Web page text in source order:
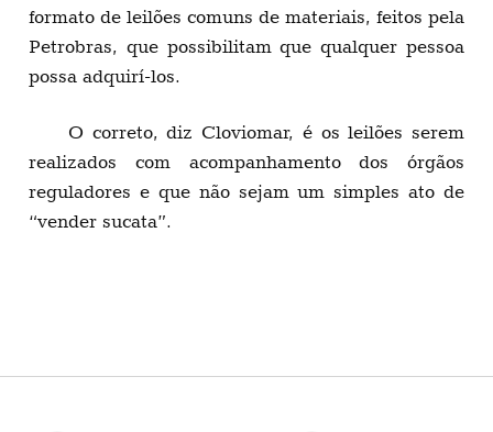
formato de leilões comuns de materiais, feitos pela
Petrobras, que possibilitam que qualquer pessoa
possa adquirí-los.
O correto, diz Cloviomar, é os leilões serem
realizados com acompanhamento dos órgãos
reguladores e que não sejam um simples ato de
“vender sucata”.